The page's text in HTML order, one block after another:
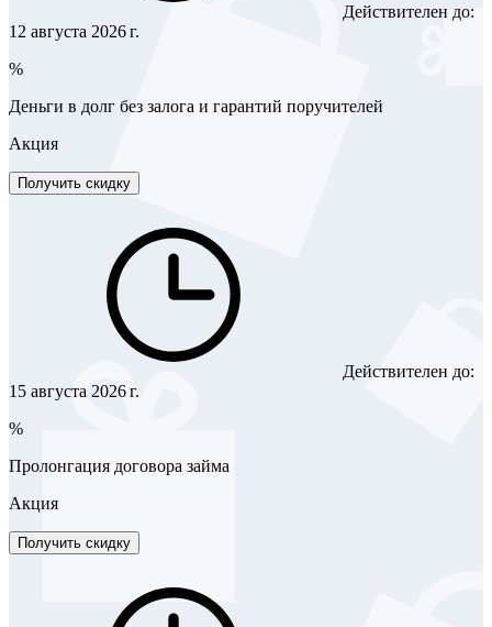
Действителен до:
12 августа 2026 г.
%
Деньги в долг без залога и гарантий поручителей
Акция
Получить скидку
Действителен до:
15 августа 2026 г.
%
Пролонгация договора займа
Акция
Получить скидку